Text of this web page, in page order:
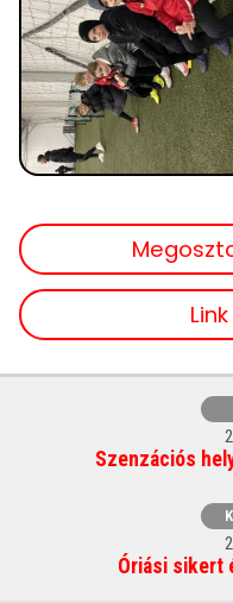
Szenzációs
Óriási sikert